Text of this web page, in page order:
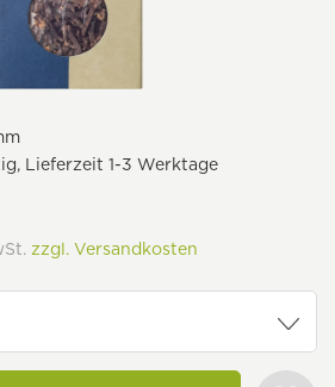
Lieferzeit 1-3 Werktage
zzgl. Versandkosten